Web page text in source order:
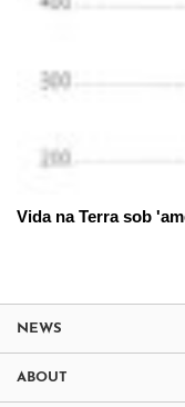
Vida na Terra sob
NEWS
ABOUT